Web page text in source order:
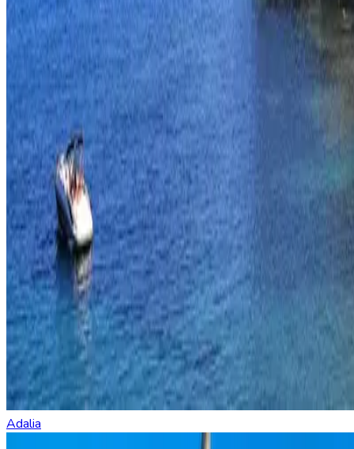
Adalia